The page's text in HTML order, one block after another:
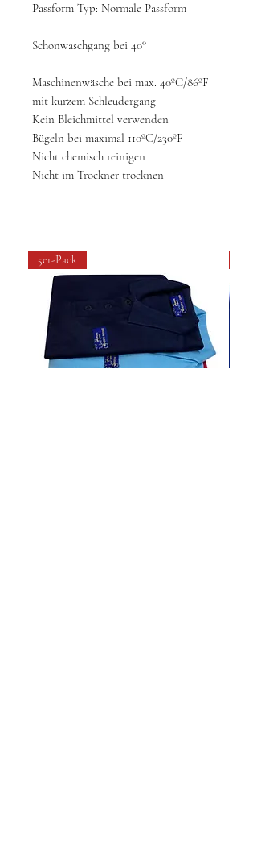
Passform Typ: Normale Passform
Schonwaschgang bei 40°
Maschinenwäsche bei max. 40ºC/86ºF
mit kurzem Schleudergang
Kein Bleichmittel verwenden
Bügeln bei maximal 110ºC/230ºF
Nicht chemisch reinigen
Nicht im Trockner trocknen
5er-Pack